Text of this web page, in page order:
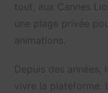
tout, aux Cannes
une plage privée
animations.
Depuis des
vivre la plateforme.